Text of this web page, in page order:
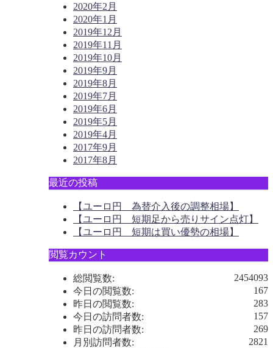
2020年2月
2020年1月
2019年12月
2019年11月
2019年10月
2019年9月
2019年8月
2019年7月
2019年6月
2019年5月
2019年4月
2017年9月
2017年8月
最近の投稿
【ユーロ円 為替介入後の調整相場】
【ユーロ円 短期足から売りサイン点灯】
【ユーロ円 短期は買い優勢の相場】
閲覧カウント
2454093
総閲覧数:
167
今日の閲覧数:
283
昨日の閲覧数:
157
今日の訪問者数:
269
昨日の訪問者数:
2821
月別訪問者数: